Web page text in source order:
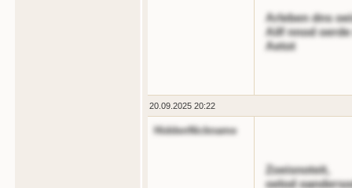
Arleben dns
Ailf nnod
Aetot
20.09.2025 20:22
HiddenNickname
Zoeisnoteit,
oelod